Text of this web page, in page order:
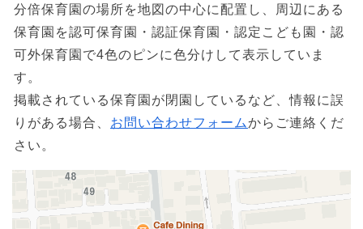
分倍保育園の場所を地図の中心に配置し、周辺にある
保育園を認可保育園・認証保育園・認定こども園・認
可外保育園で4色のピンに色分けして表示していま
す。
掲載されている保育園が閉園しているなど、情報に誤
りがある場合、 お問い合わせフォームからご連絡くだ
さい。